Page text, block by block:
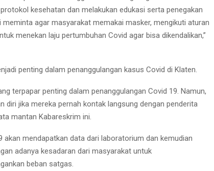
kesehatan dan melakukan edukasi serta penegakan
agar masyarakat memakai masker, mengikuti aturan
menekan laju pertumbuhan Covid agar bisa dikendalikan,”
penting dalam penanggulangan kasus Covid di Klaten.
terpapar penting dalam penanggulangan Covid 19. Namun,
diri jika mereka pernah kontak langsung dengan penderita
mantan Kabareskrim ini.
akan mendapatkan data dari laboratorium dan kemudian
adanya kesadaran dari masyarakat untuk
beban satgas.